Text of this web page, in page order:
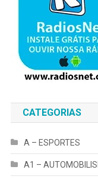
CATEGORIAS
A – ESPORTES
A1 –